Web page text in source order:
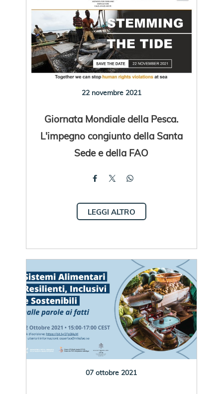
22 novembre 2021
Giornata Mondiale della Pesca.
L'impegno congiunto della Santa
Sede e della FAO
LEGGI ALTRO
07 ottobre 2021